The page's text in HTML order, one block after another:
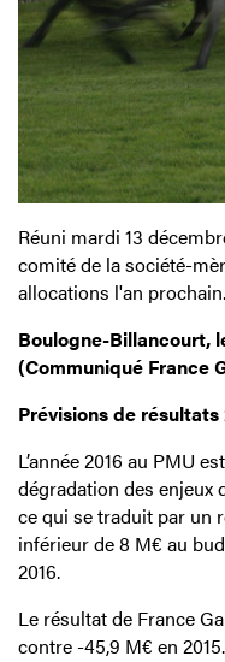
Réuni mardi 13
comité de la société-
allocations l'an prochain.
Boulogne-Billancourt,
(Communiqué France
Prévisions de résultats
L’année 2016 au PMU
dégradation des enjeux
ce qui se traduit par un
inférieur de 8 M€ au
2016.
Le résultat de France
contre -45,9 M€ en 2015.